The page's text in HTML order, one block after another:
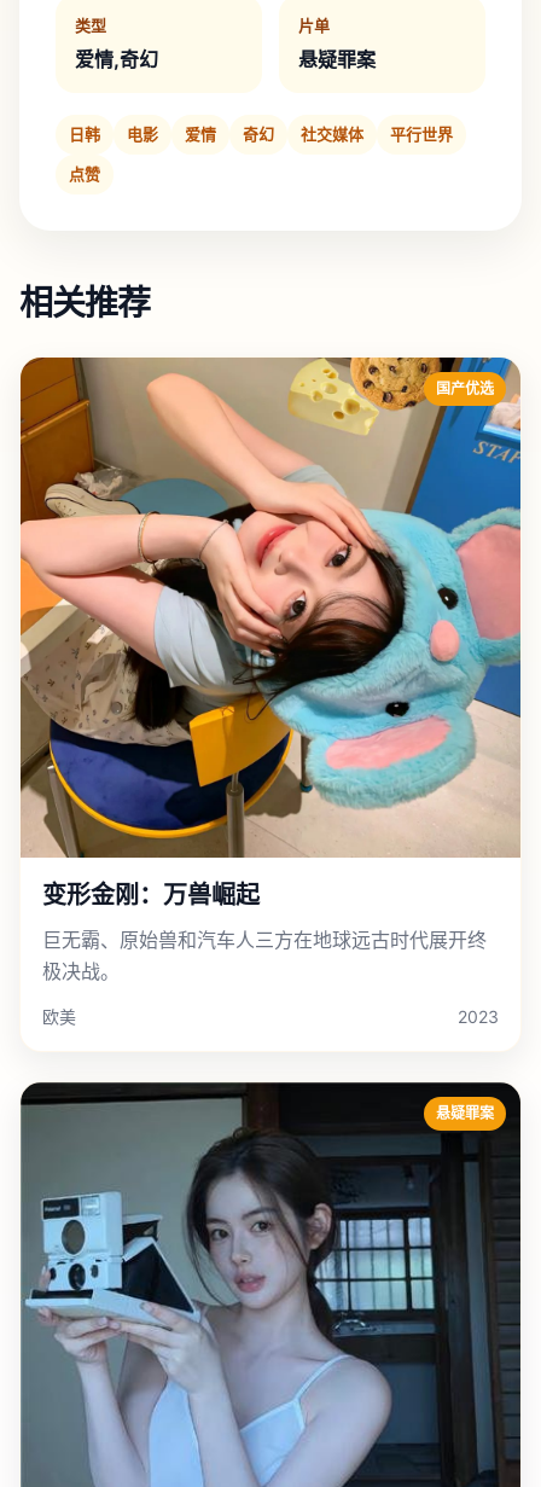
类型
爱情,奇幻
片单
悬疑罪案
日韩 电影 爱情 奇幻 社交媒体 平行世界
点赞
相关推荐
国产优选
变形金刚：万兽崛起
巨无霸、原始兽和汽车人三方在地球远古时代展开终
极决战。
欧美 2023
悬疑罪案